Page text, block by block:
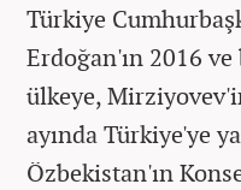
Türkiye
Erdoğan'ın 2016 ve
ülkeye,
ayında Türkiye'ye
Özbekistan'ın